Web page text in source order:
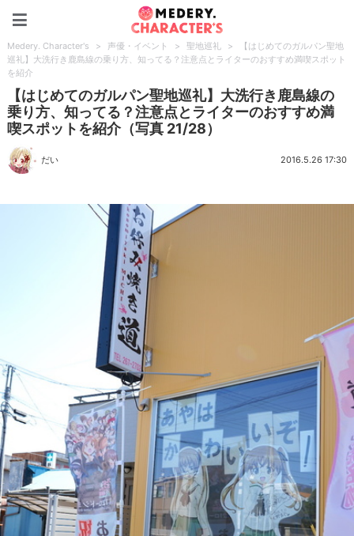
Medery. Character's > 声優・イベント > 聖地巡礼 >
【はじめてのガルパン聖地
巡礼】大洗行き鹿島線の乗り方、知ってる？注意点とライターのおすすめ満喫スポット
を紹介
【はじめてのガルパン聖地巡礼】大洗行き鹿島線の
乗り方、知ってる？注意点とライターのおすすめ満
喫スポットを紹介（写真 21/28）
だい 2016.5.26 17:30